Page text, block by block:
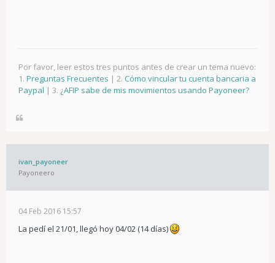
Por favor, leer estos tres puntos antes de crear un tema nuevo:
1. Preguntas Frecuentes | 2. Cómo vincular tu cuenta bancaria a
Paypal | 3. ¿AFIP sabe de mis movimientos usando Payoneer?
ivan_payoneer
Payoneero
04 Feb 2016 15:57
La pedí el 21/01, llegó hoy 04/02 (14 días)